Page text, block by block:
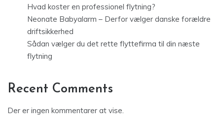
Hvad koster en professionel flytning?
Neonate Babyalarm – Derfor vælger danske forældre
driftsikkerhed
Sådan vælger du det rette flyttefirma til din næste
flytning
Recent Comments
Der er ingen kommentarer at vise.